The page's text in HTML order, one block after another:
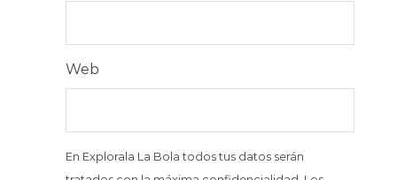
Web
En Explorala La Bola todos tus datos serán